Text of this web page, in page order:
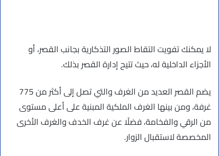
لا يمكنك تفويت التقاط الصور التذكارية بجانب القصر، أو
الأجزاء الداخلية له، حيث تتيح إدارة القصر بذلك.
يضم القصر العديد من الغرف والتي تصل إلى أكثر من 775
غرفة، ومن بينها الغرف الملكية المبنية على أعلى مستوى
من الرقي والفخامة، فضلًا عن غرف الخدف والغرف الأخرى
المخصصة لاستقبال الزوار.